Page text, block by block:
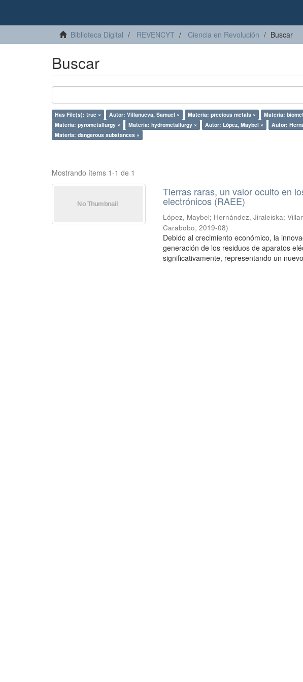
Biblioteca Digital REVENCYT Ciencia en Revolución Buscar
Buscar
Has File(s): true × Autor: Villanueva, Samuel × Materia: precious metals × Materia:
Materia: pyrometallurgy ×
Materia: hydrometallurgy × Autor: López, Maybel × Autor:
Materia: dangerous substances ×
Mostrando ítems 1-1 de 1
Tierras raras, un valor oculto en
electrónicos (RAEE)
López, Maybel; Hernández, Jiraleiska;
Carabobo,2019-08)
Debido al crecimiento económico, la
generación de los residuos de aparatos
significativamente, representando un